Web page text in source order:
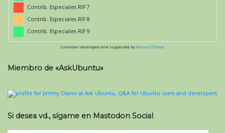
Contrib. Especiales RIF 7
Contrib. Especiales RIF 8
Contrib. Especiales RIF 9
Calendar developed and supported by Kieran O'Shea
Miembro de «AskUbuntu»
Si desea vd., sígame en Mastodon Social